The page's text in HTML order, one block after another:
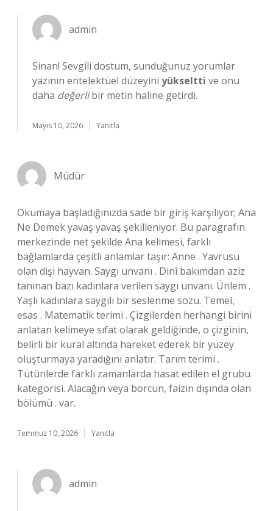
admin
Sinan! Sevgili dostum, sunduğunuz yorumlar
yazının entelektüel düzeyini yükseltti ve onu
daha değerlibir metin haline getirdi.
Mayıs 10, 2026 Yanıtla
Müdür
Okumaya başladığınızda sade bir giriş karşılıyor; Ana
Ne Demek yavaş yavaş şekilleniyor. Bu paragrafın
merkezinde net şekilde Ana kelimesi, farklı
bağlamlarda çeşitli anlamlar taşır: Anne . Yavrusu
olan dişi hayvan. Saygı unvanı . Dinî bakımdan aziz
tanınan bazı kadınlara verilen saygı unvanı. Ünlem .
Yaşlı kadınlara saygılı bir seslenme sözü. Temel,
esas . Matematik terimi . Çizgilerden herhangi birini
anlatan kelimeye sıfat olarak geldiğinde, o çizginin,
belirli bir kural altında hareket ederek bir yüzey
oluşturmaya yaradığını anlatır. Tarım terimi .
Tütünlerde farklı zamanlarda hasat edilen el grubu
kategorisi. Alacağın veya borcun, faizin dışında olan
bölümü . var.
Temmuz 10, 2026 Yanıtla
admin